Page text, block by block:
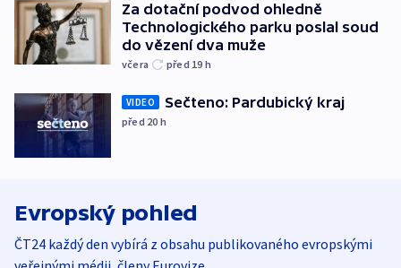
Za dotační podvod ohledně
Technologického parku poslal soud
do vězení dva muže
včera před 19 h
VIDEO Sečteno: Pardubický kraj
před 20 h
Evropský pohled
ČT24 každý den vybírá z obsahu publikovaného evropskými